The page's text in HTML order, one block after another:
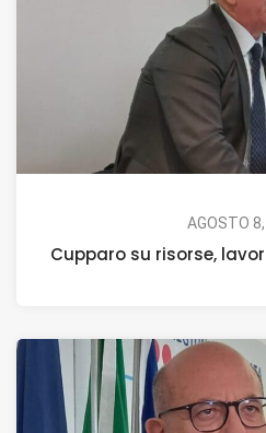
AGOSTO
Cupparo su risorse,